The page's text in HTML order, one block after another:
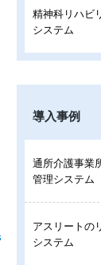
精神科リハビ
システム
導入事例
通所介護事業
管理システム
アスリートの
システム